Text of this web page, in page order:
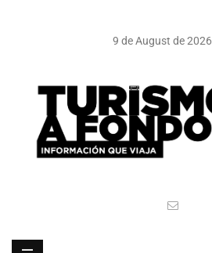
9 de August de 2026